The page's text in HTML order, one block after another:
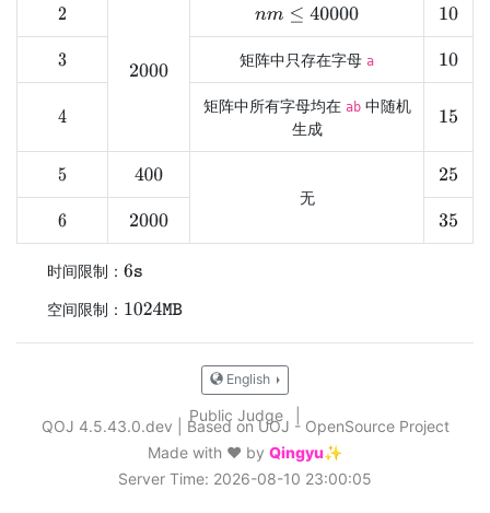
2
2000
nm≤ 40000 10
3 矩阵中只存在字母 a 10
4
矩阵中所有字母均在 ab中随机
生成
15
5
400
无
25
6 2000 35
时间限制： 6s
空间限制： 1024MB
English
Public Judge
QOJ 4.5.43.0.dev
Based on UOJ - OpenSource Project
Made with ❤️ by Qingyu✨
Server Time: 2026-08-10 23:00:05